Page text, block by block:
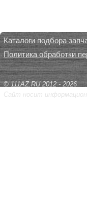
Каталоги подбора
Политика обработки
© 111AZ.RU 2012 - 2026
Сайт носит